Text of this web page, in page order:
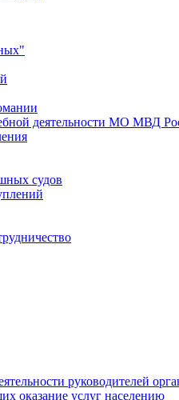
деятельности МО МВД
судов
руководителей
оказание услуг населению